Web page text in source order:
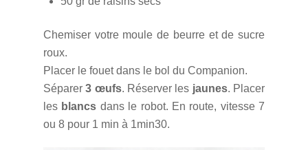
Chemiser votre moule de beurre et de sucre
roux.
Placer le fouet dans le bol du Companion.
Séparer3 œufs. Réserver les jaunes. Placer
les blancs dans le robot. En route, vitesse 7
ou 8 pour 1 min à 1min30.